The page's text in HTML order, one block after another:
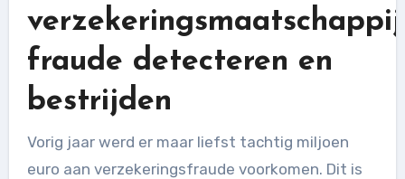
fraude detecteren en
bestrijden
Vorig jaar werd er maar liefst tachtig miljoen
euro aan verzekeringsfraude voorkomen. Dit is